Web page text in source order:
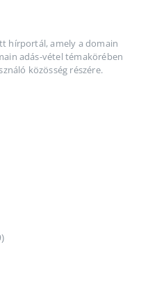
hírportál, amely a domain
adás-vétel témakörében
közösség részére.